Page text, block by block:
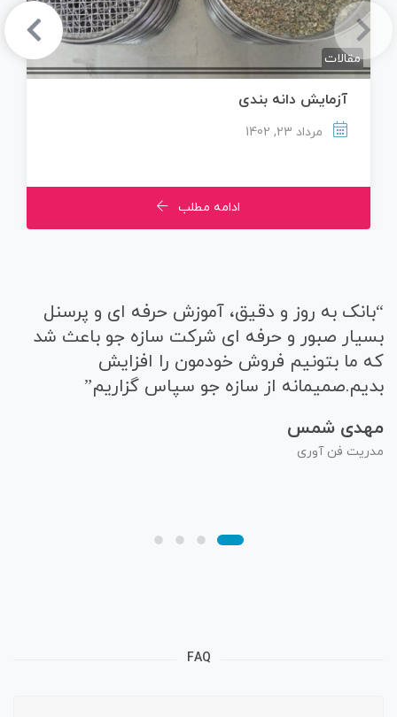
مقالات
آزمایش دانه بندی
مرداد 23, 1402
ادامه مطلب
مهدی شمس
مدریت فن آوری
“بانک به روز و دقیق، آموزش حرفه ای و پرسنل
بسیار صبور و حرفه ای شرکت سازه جو باعث شد
که ما بتونیم فروش خودمون را افزایش
بدیم.صمیمانه از سازه جو سپاس گزاریم”
FAQ